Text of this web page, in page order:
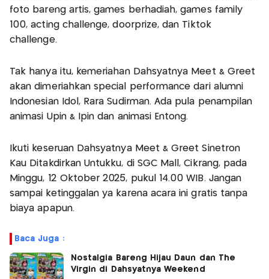
foto bareng artis, games berhadiah, games family
100, acting challenge, doorprize, dan Tiktok
challenge.
Tak hanya itu, kemeriahan Dahsyatnya Meet & Greet
akan dimeriahkan special performance dari alumni
Indonesian Idol, Rara Sudirman. Ada pula penampilan
animasi Upin & Ipin dan animasi Entong.
Ikuti keseruan Dahsyatnya Meet & Greet Sinetron
Kau Ditakdirkan Untukku, di SGC Mall, Cikrang, pada
Minggu, 12 Oktober 2025, pukul 14.00 WIB. Jangan
sampai ketinggalan ya karena acara ini gratis tanpa
biaya apapun.
Baca Juga :
Nostalgia Bareng Hijau Daun dan The
Virgin di Dahsyatnya Weekend